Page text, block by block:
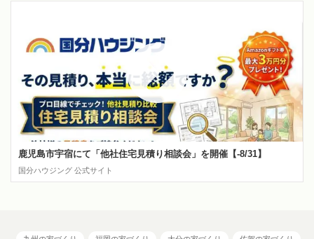
鹿児島市宇宿にて「他社住宅見積り相談会」を開催【-8/31】
国分ハウジング 公式サイト